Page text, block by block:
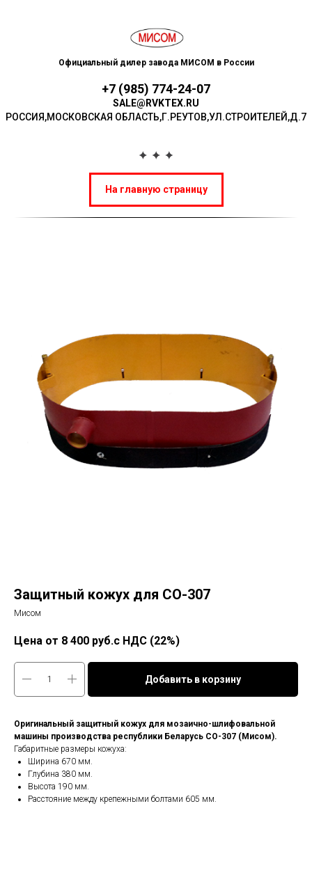
Официальный дилер завода МИСОМ в России
+7 (985) 774-24-07
SALE@RVKTEX.RU
РОССИЯ,МОСКОВСКАЯ ОБЛАСТЬ,Г.РЕУТОВ,УЛ.СТР ОИТЕЛЕЙ,Д.7
На главную страницу
Защитный кожух для СО-307
Мисом
8 400 руб.с НДС (22%)
Добавить в корзину
Оригинальный защитный кожух для мозаично-шлифовальной
машины производства республики Беларусь СО-307 (Мисом).
Габаритные размеры кожуха:
Ширина 670 мм.
Глубина 380 мм.
Высота 190 мм.
Расстояние между крепежными болтами 605 мм.